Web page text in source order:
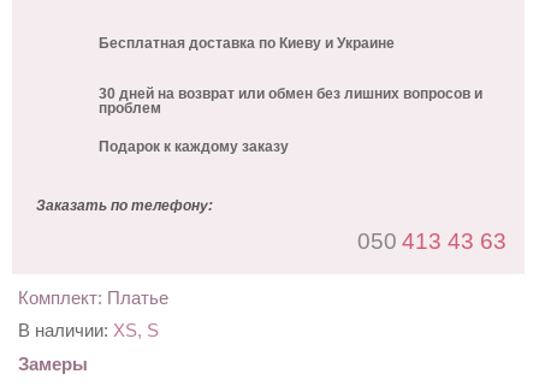
Бесплатная доставка по Киеву и Украине
30 дней на возврат или обмен без лишних вопросов и
проблем
Подарок к каждому заказу
Заказать по телефону:
050 413 43 63
Комплект: Платье
В наличии: XS, S
Замеры